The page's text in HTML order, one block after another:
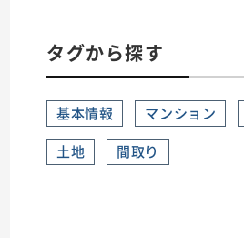
タグから探す
基本情報 マンション
土地
間取り